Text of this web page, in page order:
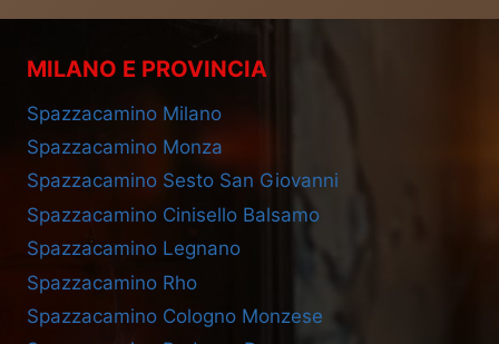
MILANO E PROVINCIA
Spazzacamino Milano
Spazzacamino Monza
Spazzacamino Sesto San Giovanni
Spazzacamino Cinisello Balsamo
Spazzacamino Legnano
Spazzacamino Rho
Spazzacamino Cologno Monzese